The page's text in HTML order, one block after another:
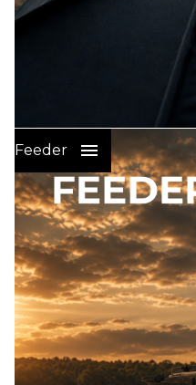
Wędkarstwo Karpiowe
PRZYNĘTY I ZANĘTY NA
SPRZĘT KARPIOWY
ELEKTRONIKA WEDKARSKA
ŻYŁKI I PLECIONKI GŁÓWNE
PLECIONKI LEADERY
HAKI KARPIOWE
GOTOWE PRZYPONY
Feeder